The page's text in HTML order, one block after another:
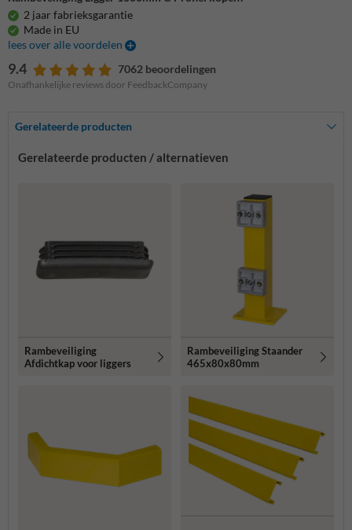
2 jaar fabrieksgarantie
Made in EU
lees over alle voordelen
9.4 7062 beoordelingen
Onafhankelijke reviews door FeedbackCompany
Gerelateerde producten
Gerelateerde producten / alternatieven
Rambeveiliging
Afdichtkap voor liggers
Rambeveiliging Staander
465x80x80mm